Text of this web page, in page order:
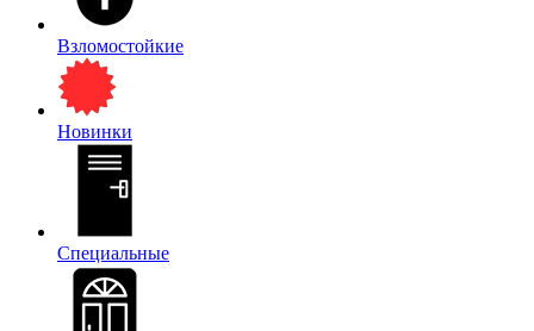
Взломостойкие
Новинки
Специальные